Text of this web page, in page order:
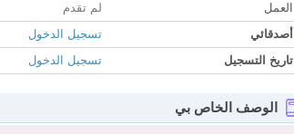
العمل
لم تقدم
أصدقائي
تسجيل الدخول
تاريخ التسجيل
تسجيل الدخول
الوصف الخاص بي